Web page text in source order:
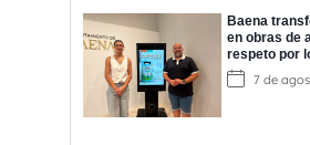
Baena
en obras de
respeto por
7 de